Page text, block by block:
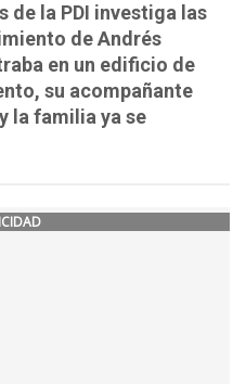
de la PDI investiga las
de Andrés
en un edificio de
su acompañante
la familia ya se